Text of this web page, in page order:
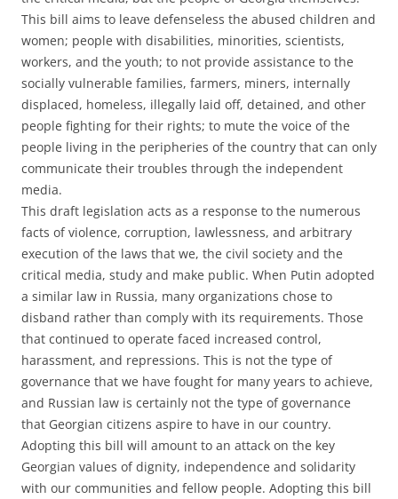
This bill aims to leave defenseless the abused children and
women; people with disabilities, minorities, scientists,
workers, and the youth; to not provide assistance to the
socially vulnerable families, farmers, miners, internally
displaced, homeless, illegally laid off, detained, and other
people fighting for their rights; to mute the voice of the
people living in the peripheries of the country that can only
communicate their troubles through the independent
media.
This draft legislation acts as a response to the numerous
facts of violence, corruption, lawlessness, and arbitrary
execution of the laws that we, the civil society and the
critical media, study and make public. When Putin adopted
a similar law in Russia, many organizations chose to
disband rather than comply with its requirements. Those
that continued to operate faced increased control,
harassment, and repressions. This is not the type of
governance that we have fought for many years to achieve,
and Russian law is certainly not the type of governance
that Georgian citizens aspire to have in our country.
Adopting this bill will amount to an attack on the key
Georgian values of dignity, independence and solidarity
with our communities and fellow people. Adopting this bill